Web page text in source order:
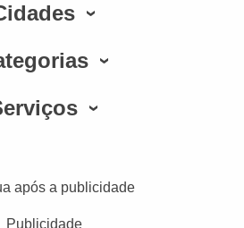
após a publicidade
Publicidade